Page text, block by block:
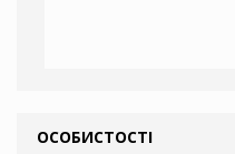
ОСОБИСТОСТІ